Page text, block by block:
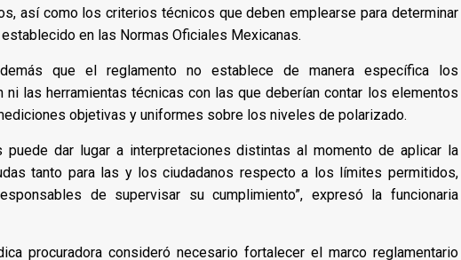
así como los criterios técnicos que deben emplearse para determinar
en las Normas Oficiales Mexicanas.
que el reglamento no establece de manera específica los
ni las herramientas técnicas con las que deberían contar los elementos
objetivas y uniformes sobre los niveles de polarizado.
dar lugar a interpretaciones distintas al momento de aplicar la
tanto para las y los ciudadanos respecto a los límites permitidos,
de supervisar su cumplimiento”, expresó la funcionaria
procuradora consideró necesario fortalecer el marco reglamentario